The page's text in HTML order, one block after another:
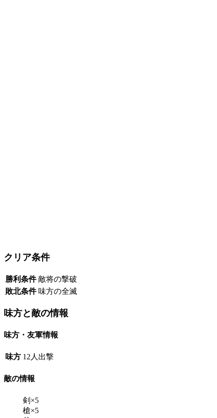
クリア条件
勝利条件 敵将の撃破
敗北条件 味方の全滅
味方と敵の情報
味方・友軍情報
味方 12人出撃
敵の情報
剣×5
槍×5